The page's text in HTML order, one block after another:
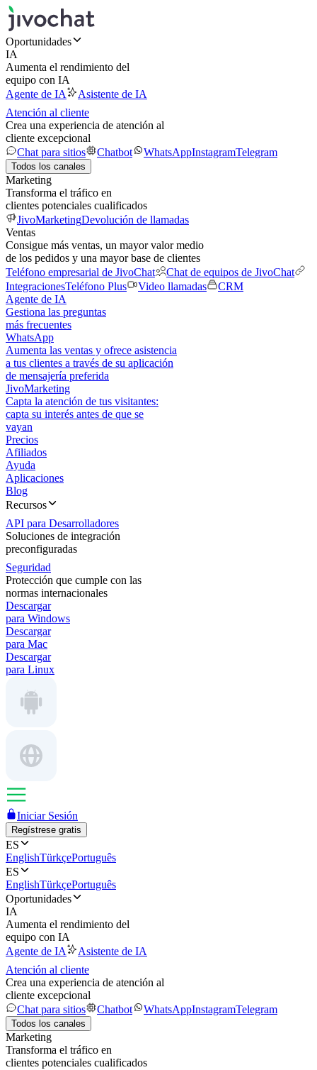
Oportunidades
IA
Aumenta el rendimiento del
equipo con IA
Agente de IA
Asistente de IA
Atención al cliente
Crea una experiencia de atención al
cliente excepcional
Chat para sitios
Chatbot WhatsAppInstagramTelegram
Todos los canales
Marketing
Transforma el tráfico en
clientes potenciales cualificados
JivoMarketingDevolución de llamadas
Ventas
Consigue más ventas, un mayor valor medio
de los pedidos y una mayor base de clientes
Teléfono empresarial de JivoChat
Chat de equipos de JivoChat
IntegracionesTeléfono Plus Video llamadas
CRM
Agente de IA
Gestiona las preguntas
más frecuentes
WhatsApp
Aumenta las ventas y ofrece asistencia
a tus clientes a través de su aplicación
de mensajería preferida
JivoMarketing
Capta la atención de tus visitantes:
capta su interés antes de que se
vayan
Precios
Afiliados
Ayuda
Aplicaciones
Blog
Recursos
API para Desarrolladores
Soluciones de integración
preconfiguradas
Seguridad
Protección que cumple con las
normas internacionales
Descargar
para Windows
Descargar
para Mac
Descargar
para Linux
Iniciar Sesión
Regístrese gratis
ES
EnglishTürkçePortuguês
ES
EnglishTürkçePortuguês
Oportunidades
IA
Aumenta el rendimiento del
equipo con IA
Agente de IA
Asistente de IA
Atención al cliente
Crea una experiencia de atención al
cliente excepcional
Chat para sitios
Chatbot WhatsAppInstagramTelegram
Todos los canales
Marketing
Transforma el tráfico en
clientes potenciales cualificados